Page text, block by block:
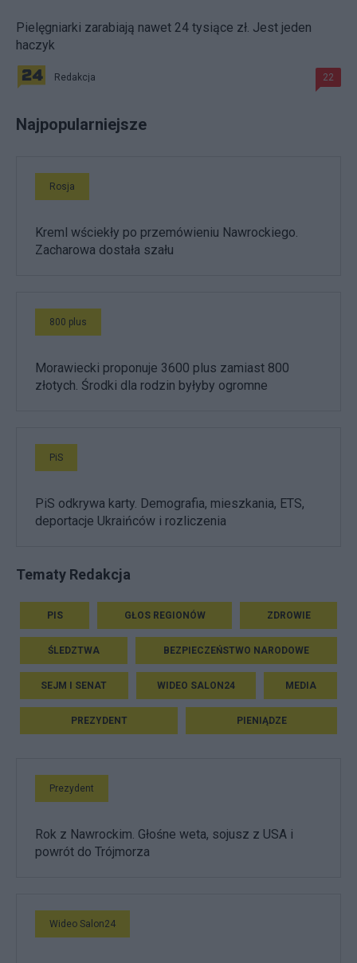
Pielęgniarki zarabiają nawet 24 tysiące zł. Jest jeden
haczyk
Redakcja 22
Najpopularniejsze
Rosja
Kreml wściekły po przemówieniu Nawrockiego.
Zacharowa dostała szału
800 plus
Morawiecki proponuje 3600 plus zamiast 800
złotych. Środki dla rodzin byłyby ogromne
PiS
PiS odkrywa karty. Demografia, mieszkania, ETS,
deportacje Ukraińców i rozliczenia
Tematy Redakcja
PIS GŁOS REGIONÓW ZDROWIE
ŚLEDZTWA BEZPIECZEŃSTWO NARODOWE
SEJM I SENAT WIDEO SALON24 MEDIA
PREZYDENT PIENIĄDZE
Prezydent
Rok z Nawrockim. Głośne weta, sojusz z USA i
powrót do Trójmorza
Wideo Salon24